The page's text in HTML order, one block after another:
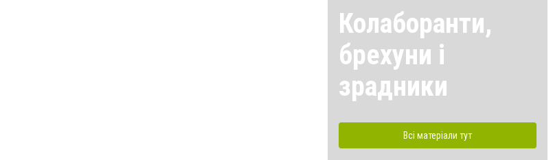
Колаборанти,
брехуни і
зрадники
Всі матеріали тут